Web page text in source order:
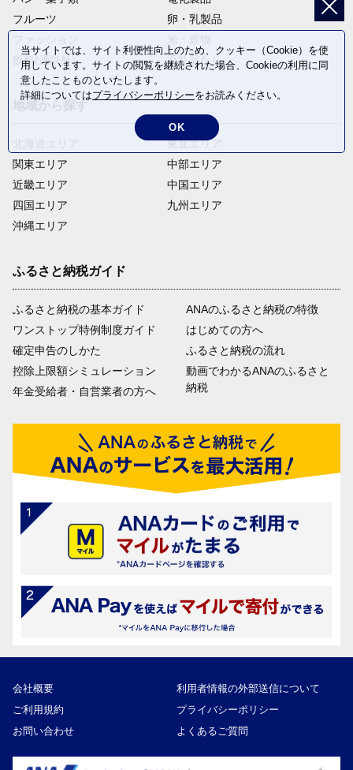
フルーツ
卵・乳製品
飲料(酒以外)
返礼品なし
関東エリア
近畿エリア
四国エリア
沖縄エリア
東北エリア
中部エリア
中国エリア
九州エリア
ふるさと納税ガイド
ふるさと納税の基本ガイド
ワンストップ特例制度ガイド
確定申告のしかた
控除上限額シミュレーション
年金受給者・自営業者の方へ
ANAのふるさと納税の特徴
はじめての方へ
ふるさと納税の流れ
動画でわかるANAのふるさと
納税
会社概要
利用者情報の外部送信について
ご利用規約
プライバシーポリシー
お問い合わせ
よくあるご質問
当サイトでは、サイト利便性向上のため、クッキー（Cookie）を使
用しています。サイトの閲覧を継続された場合、Cookieの利用に同
意したことものといたします。
詳細についてはプライバシーポリシーをお読みください。
OK